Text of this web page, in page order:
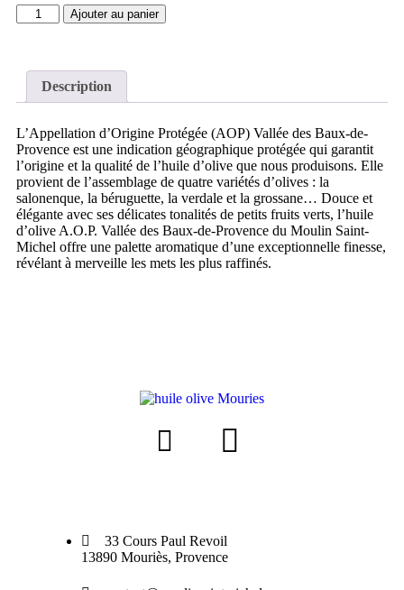
Ajouter au panier
Description
L’Appellation d’Origine Protégée (AOP) Vallée des Baux-de-
Provence est une indication géographique protégée qui garantit
l’origine et la qualité de l’huile d’olive que nous produisons. Elle
provient de l’assemblage de quatre variétés d’olives : la
salonenque, la béruguette, la verdale et la grossane… Douce et
élégante avec ses délicates tonalités de petits fruits verts, l’huile
d’olive A.O.P. Vallée des Baux-de-Provence du Moulin Saint-
Michel offre une palette aromatique d’une exceptionnelle finesse,
révélant à merveille les mets les plus raffinés.
33 Cours Paul Revoil
13890 Mouriès, Provence